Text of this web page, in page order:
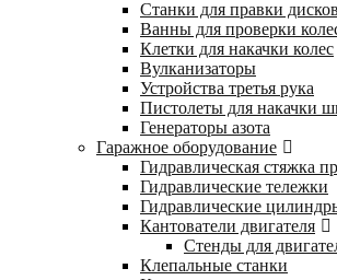
Станки для правки дисков
Ванны для проверки
Клетки для накачки колес
Вулканизаторы
Устройства третья рука
Пистолеты для накачки
Генераторы азота
Гаражное оборудование
Гидравлическая стяжка
Гидравлические тележки
Гидравлические
Кантователи двигателя
Стенды для
Клепальные станки